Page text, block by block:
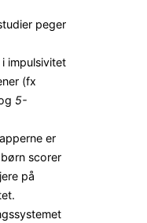
peger
impulsivitet
(fx
5-
er
scorer
på